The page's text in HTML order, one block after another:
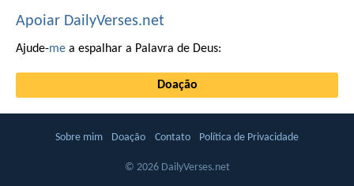
Apoiar DailyVerses.net
Ajude-me a espalhar a Palavra de Deus:
Doação
Sobre mim Doação Contato Política de Privacidade
© 2026 DailyVerses.net